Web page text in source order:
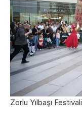
Zorlu Yılbaşı Festivali